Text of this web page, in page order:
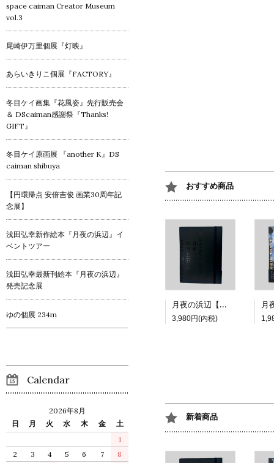
おすすめ商品
月夜の浜辺【特装版】
3,980円(内税)
新着商品
space caiman Creator Museum
vol.3
尾崎伊万里個展『灯映』
あらいきりこ個展『FACTORY』
冬目ケイ画集『花風姿』先行販売会
＆ DScaiman感謝祭『Thanks!
GIFT』
冬目ケイ原画展 『another K』DS
caiman shibuya
【円環帰点 安倍吉俊 画業30周年記
念展】
浅田弘幸新作絵本『月夜の浜辺』イ
ベントツアー
浅田弘幸最新刊絵本『月夜の浜辺』
発売記念展
ゆの個展 234m
Calendar
2026年8月
日
月 火 水 木 金
土
1
2
3 4 5 6 7
8